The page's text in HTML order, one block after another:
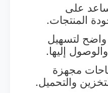
على
المنتجات.
لتسهيل
إليها.
مجهزة
والتحميل.